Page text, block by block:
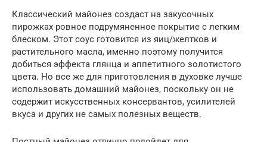
Классический майонез создаст на закусочных
пирожках ровное подрумяненное покрытие с легким
блеском. Этот соус готовится из яиц/желтков и
растительного масла, именно поэтому получится
добиться эффекта глянца и аппетитного золотистого
цвета. Но все же для приготовления в духовке лучше
использовать домашний майонез, поскольку он не
содержит искусственных консервантов, усилителей
вкуса и других не самых полезных веществ.